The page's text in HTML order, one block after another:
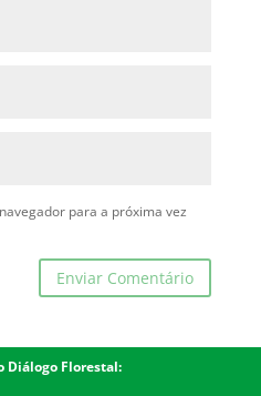
para a próxima vez
Diálogo Florestal: